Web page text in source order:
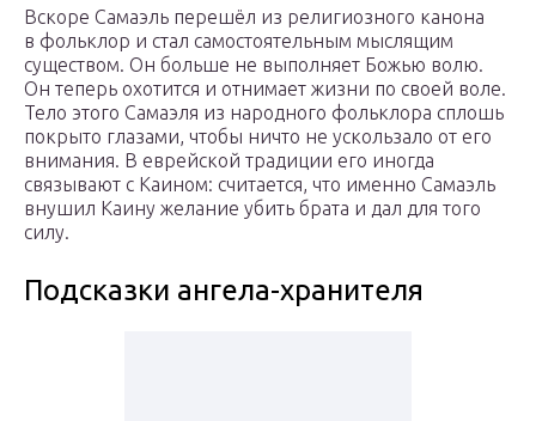
Вскоре Самаэль перешёл из религиозного канона
в фольклор и стал самостоятельным мыслящим
существом. Он больше не выполняет Божью волю.
Он теперь охотится и отнимает жизни по своей воле.
Тело этого Самаэля из народного фольклора сплошь
покрыто глазами, чтобы ничто не ускользало от его
внимания. В еврейской традиции его иногда
связывают с Каином: считается, что именно Самаэль
внушил Каину желание убить брата и дал для того
силу.
Подсказки ангела-хранителя